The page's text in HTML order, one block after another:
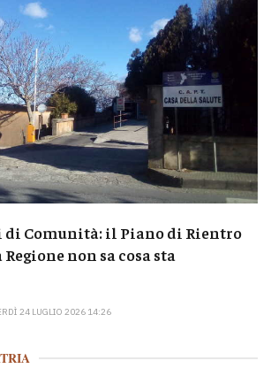
di Comunità: il Piano di Rientro
non sa cosa sta
24 LUGLIO 2026 14:26